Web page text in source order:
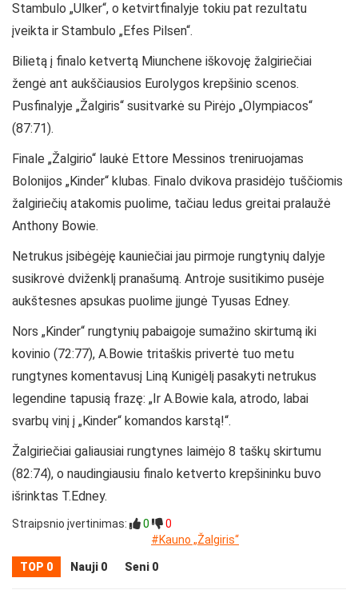
Stambulo „Ulker“, o ketvirtfinalyje tokiu pat rezultatu
įveikta ir Stambulo „Efes Pilsen“.
Bilietą į finalo ketvertą Miunchene iškovoję žalgiriečiai
žengė ant aukščiausios Eurolygos krepšinio scenos.
Pusfinalyje „Žalgiris“ susitvarkė su Pirėjo „Olympiacos“
(87:71).
Finale „Žalgirio“ laukė Ettore Messinos treniruojamas
Bolonijos „Kinder“ klubas. Finalo dvikova prasidėjo tuščiomis
žalgiriečių atakomis puolime, tačiau ledus greitai pralaužė
Anthony Bowie.
Netrukus įsibėgėję kauniečiai jau pirmoje rungtynių dalyje
susikrovė dviženklį pranašumą. Antroje susitikimo pusėje
aukštesnes apsukas puolime įjungė Tyusas Edney.
Nors „Kinder“ rungtynių pabaigoje sumažino skirtumą iki
kovinio (72:77), A.Bowie tritaškis privertė tuo metu
rungtynes komentavusį Liną Kunigėlį pasakyti netrukus
legendine tapusią frazę: „Ir A.Bowie kala, atrodo, labai
svarbų vinį į „Kinder“ komandos karstą!“.
Žalgiriečiai galiausiai rungtynes laimėjo 8 taškų skirtumu
(82:74), o naudingiausiu finalo ketverto krepšininku buvo
išrinktas T.Edney.
Straipsnio įvertinimas: 0
0
#Kauno „Žalgiris“
TOP 0 Nauji 0 Seni 0